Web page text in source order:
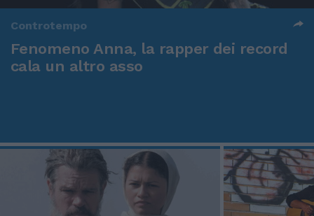
Controtempo
Fenomeno Anna, la rapper dei record
cala un altro asso